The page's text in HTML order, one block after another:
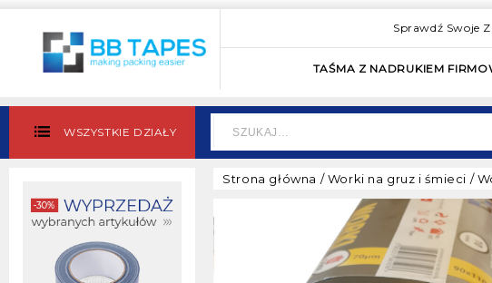
Sprawdź Swoje
TAŚMA Z NADRUKIEM
WSZYSTKIE DZIAŁY
Strona główna /Worki na gruz i śmieci /